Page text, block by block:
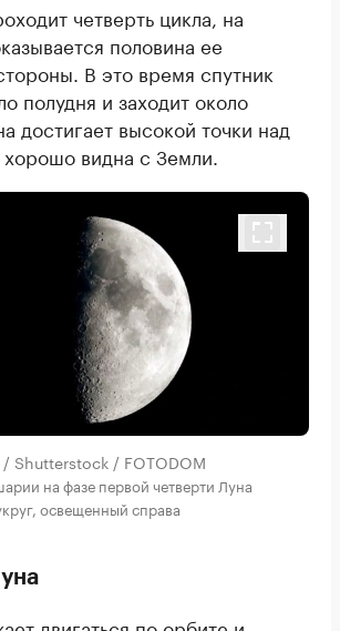
четверть цикла, на
половина ее
В это время спутник
полудня и заходит около
достигает высокой точки над
видна с Земли.
Shutterstock / FOTODOM
на фазе первой четверти Луна
освещенный справа